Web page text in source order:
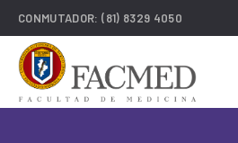
CONMUTADOR:(81) 8329 4050